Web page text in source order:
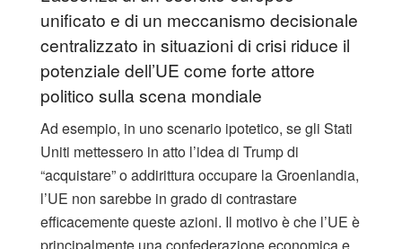
unificato e di un meccanismo decisionale
centralizzato in situazioni di crisi riduce il
potenziale dell’UE come forte attore
politico sulla scena mondiale
Ad esempio, in uno scenario ipotetico, se gli Stati
Uniti mettessero in atto l’idea di Trump di
“acquistare” o addirittura occupare la Groenlandia,
l’UE non sarebbe in grado di contrastare
efficacemente queste azioni. Il motivo è che l’UE è